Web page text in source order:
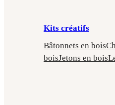
Kits créatifs
Bâtonnets en bois
boisJetons en bois